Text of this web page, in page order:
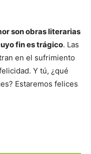
son obras literarias
fin es trágico. Las
en el sufrimiento
Y tú, ¿qué
Estaremos felices